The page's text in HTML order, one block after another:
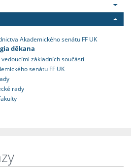
Akademického senátu FF UK
děkana
základních součástí
senátu FF UK
rady